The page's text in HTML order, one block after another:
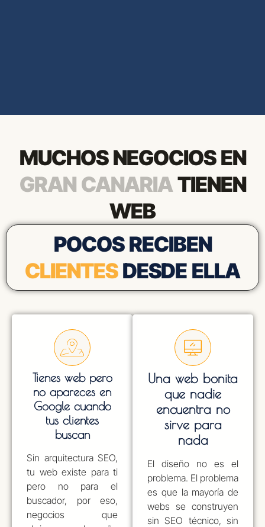
MUCHOS NEGOCIOS EN
GRAN CANARIATIENEN
WEB
POCOS RECIBEN
CLIENTESDESDE ELLA
Tienes web pero
no apareces en
Google cuando
tus clientes
buscan
Sin arquitectura SEO,
tu web existe para ti
pero no para el
buscador, por eso,
negocios que
Una web bonita
que nadie
encuentra no
sirve para
nada
El diseño no es el
problema. El problema
es que la mayoría de
webs se construyen
sin SEO técnico, sin
BriSEO · Consultoría SEO
En línea